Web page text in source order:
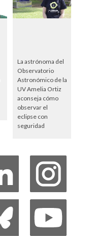
La astrónoma del
Observatorio
Astronómico de la
UV Amelia Ortiz
aconseja cómo
observar el
eclipse con
seguridad